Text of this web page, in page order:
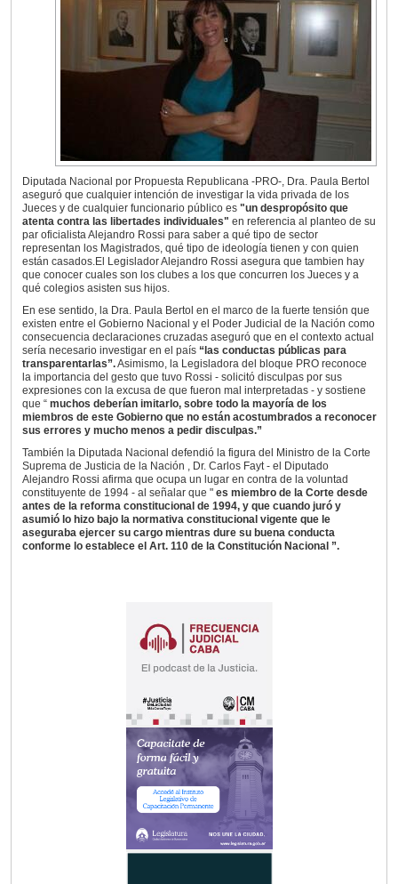
Diputada Nacional por Propuesta Republicana -PRO-, Dra. Paula Bertol
aseguró que cualquier intención de investigar la vida privada de los
Jueces y de cualquier funcionario público es "un despropósito que
atenta contra las libertades individuales" en referencia al planteo de su
par oficialista Alejandro Rossi para saber a qué tipo de sector
representan los Magistrados, qué tipo de ideología tienen y con quien
están casados.El Legislador Alejandro Rossi asegura que tambien hay
que conocer cuales son los clubes a los que concurren los Jueces y a
qué colegios asisten sus hijos.
En ese sentido, la Dra. Paula Bertol en el marco de la fuerte tensión que
existen entre el Gobierno Nacional y el Poder Judicial de la Nación como
consecuencia declaraciones cruzadas aseguró que en el contexto actual
sería necesario investigar en el país “las conductas públicas para
transparentarlas”.Asimismo, la Legisladora del bloque PRO reconoce
la importancia del gesto que tuvo Rossi - solicitó disculpas por sus
expresiones con la excusa de que fueron mal interpretadas - y sostiene
que “ muchos deberían imitarlo, sobre todo la mayoría de los
miembros de este Gobierno que no están acostumbrados a reconocer
sus errores y mucho menos a pedir disculpas.”
También la Diputada Nacional defendió la figura del Ministro de la Corte
Suprema de Justicia de la Nación , Dr. Carlos Fayt - el Diputado
Alejandro Rossi afirma que ocupa un lugar en contra de la voluntad
constituyente de 1994 - al señalar que " es miembro de la Corte desde
antes de la reforma constitucional de 1994, y que cuando juró y
asumió lo hizo bajo la normativa constitucional vigente que le
aseguraba ejercer su cargo mientras dure su buena conducta
conforme lo establece el Art. 110 de la Constitución Nacional ”.